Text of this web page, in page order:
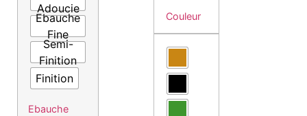
Adoucie
Ebauche
Fine
Semi-
Finition
Finition
Ebauche
Couleur